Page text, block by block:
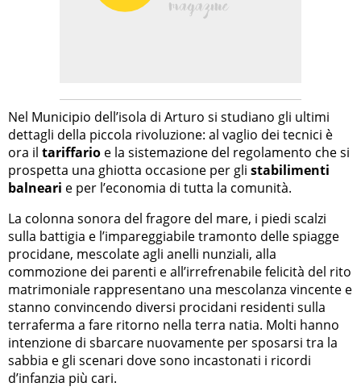
Nel Municipio dell’isola di Arturo si studiano gli ultimi
dettagli della piccola rivoluzione: al vaglio dei tecnici è
ora il tariffario e la sistemazione del regolamento che si
prospetta una ghiotta occasione per gli stabilimenti
balneari e per l’economia di tutta la comunità.
La colonna sonora del fragore del mare, i piedi scalzi
sulla battigia e l’impareggiabile tramonto delle spiagge
procidane, mescolate agli anelli nunziali, alla
commozione dei parenti e all’irrefrenabile felicità del rito
matrimoniale rappresentano una mescolanza vincente e
stanno convincendo diversi procidani residenti sulla
terraferma a fare ritorno nella terra natia. Molti hanno
intenzione di sbarcare nuovamente per sposarsi tra la
sabbia e gli scenari dove sono incastonati i ricordi
d’infanzia più cari.